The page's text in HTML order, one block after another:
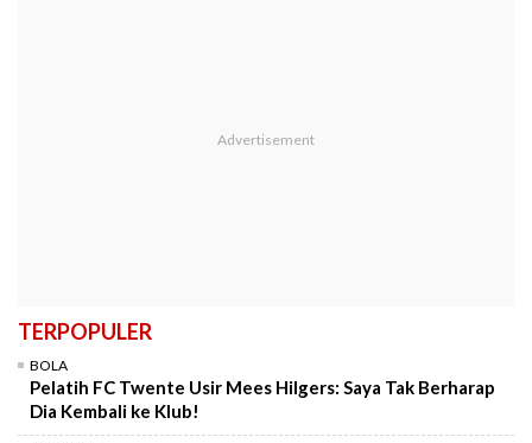
TERPOPULER
BOLA
Pelatih FC Twente Usir Mees Hilgers: Saya Tak Berharap
Dia Kembali ke Klub!